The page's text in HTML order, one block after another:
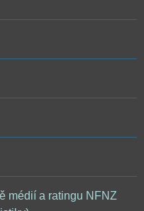
médií a ratingu NFNZ